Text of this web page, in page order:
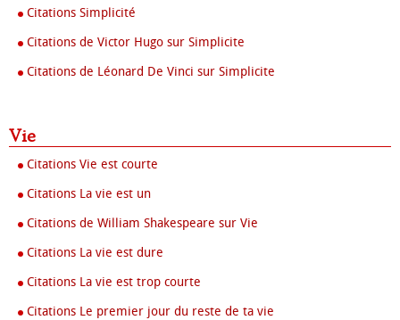
Citations Simplicité
Citations de Victor Hugo sur Simplicite
Citations de Léonard De Vinci sur Simplicite
Vie
Citations Vie est courte
Citations La vie est un
Citations de William Shakespeare sur Vie
Citations La vie est dure
Citations La vie est trop courte
Citations Le premier jour du reste de ta vie